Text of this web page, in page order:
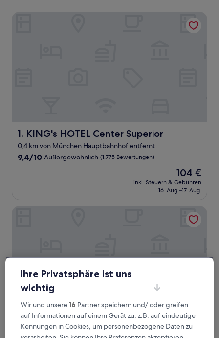
1. KING's HOTEL Center Superior
KING's HOTEL Center Superior
0,4 km von München Hauptbahnhof entfernt
9.4
9,4/10 Außergewöhnlich (1.775 Bewertungen)
Der
Preis
beträgt
104 €
inkl. Steuern & Gebühren
16. Aug.–17. Aug.
2. Sofitel Munich Bayerpost
Sofitel Munich Bayerpost
Ihre Privatsphäre ist uns
wichtig
Wir und unsere16 Partner speichern und/ oder greifen
auf Informationen auf einem Gerät zu, z.B. auf eindeutige
Kennungen in Cookies, um personenbezogene Daten zu